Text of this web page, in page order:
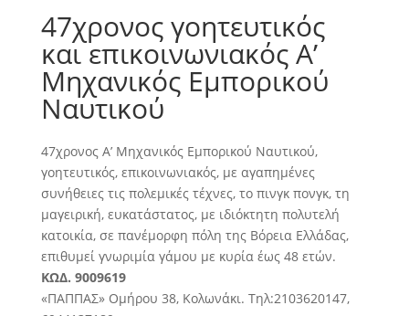
47χρονος γοητευτικός
και επικοινωνιακός Α’
Μηχανικός Εμπορικού
Ναυτικού
47χρονος Α’ Μηχανικός Εμπορικού Ναυτικού,
γοητευτικός, επικοινωνιακός, με αγαπημένες
συνήθειες τις πολεμικές τέχνες, το πινγκ πονγκ, τη
μαγειρική, ευκατάστατος, με ιδιόκτητη πολυτελή
κατοικία, σε πανέμορφη πόλη της Βόρεια Ελλάδας,
επιθυμεί γνωριμία γάμου με κυρία έως 48 ετών.
ΚΩΔ. 9009619
«ΠΑΠΠΑΣ» Ομήρου 38, Κολωνάκι. Τηλ:2103620147,